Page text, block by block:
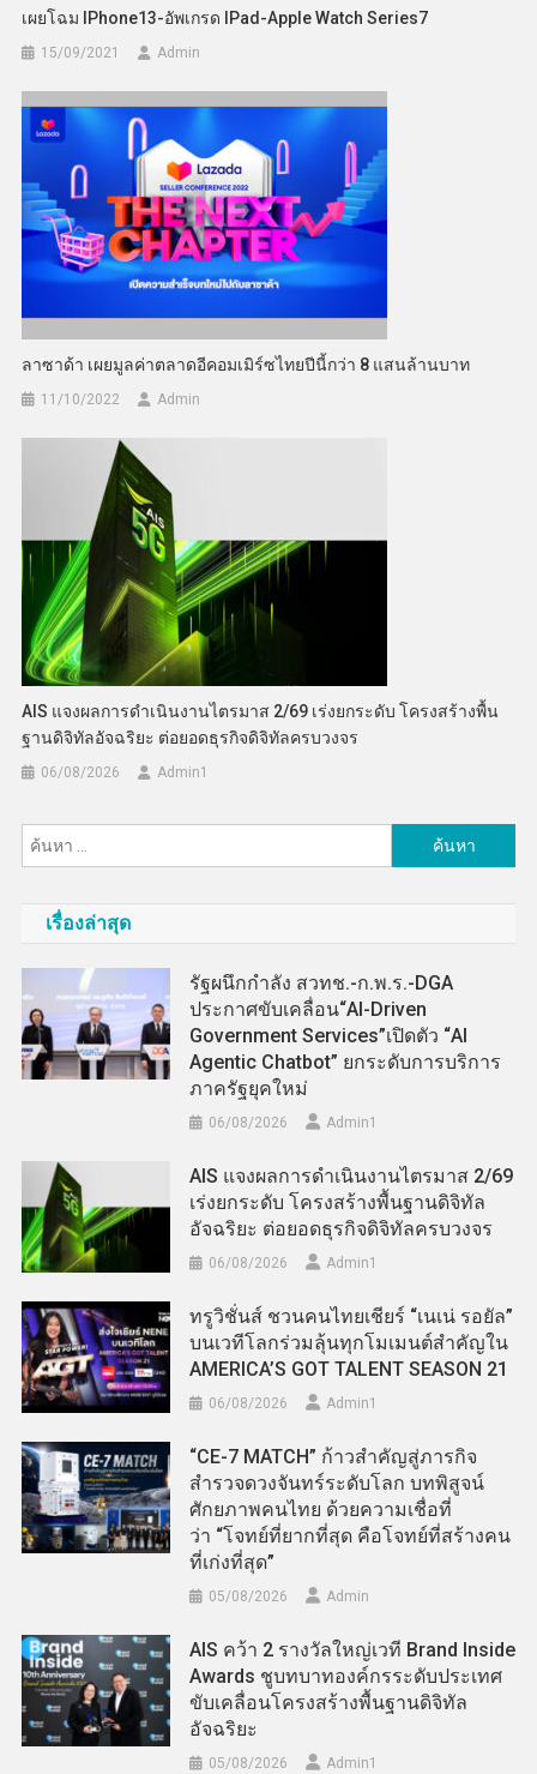
เผยโฉม IPhone13-อัพเกรด IPad-Apple Watch Series7
15/09/2021 Admin
ลาซาด้า เผยมูลค่าตลาดอีคอมเมิร์ซไทยปีนี้กว่า 8 แสนล้านบาท
11/10/2022 Admin
AIS แจงผลการดำเนินงานไตรมาส 2/69 เร่งยกระดับ โครงสร้างพื้น
ฐานดิจิทัลอัจฉริยะ ต่อยอดธุรกิจดิจิทัลครบวงจร
06/08/2026 Admin​1
สำหรับ:
เรื่องล่าสุด
รัฐผนึกกำลัง สวทช.-ก.พ.ร.-DGA
ประกาศขับเคลื่อน“AI-Driven
Government Services”เปิดตัว “AI
Agentic Chatbot” ยกระดับการบริการ
ภาครัฐยุคใหม่
06/08/2026 Admin​1
AIS แจงผลการดำเนินงานไตรมาส 2/69
เร่งยกระดับ โครงสร้างพื้นฐานดิจิทัล
อัจฉริยะ ต่อยอดธุรกิจดิจิทัลครบวงจร
06/08/2026 Admin​1
ทรูวิชั่นส์ ชวนคนไทยเชียร์ “เนเน่ รอยัล”
บนเวทีโลกร่วมลุ้นทุกโมเมนต์สำคัญใน
AMERICA’S GOT TALENT SEASON 21
06/08/2026 Admin​1
“CE-7 MATCH” ก้าวสำคัญสู่ภารกิจ
สำรวจดวงจันทร์ระดับโลก บทพิสูจน์
ศักยภาพคนไทย ด้วยความเชื่อที่
ว่า “โจทย์ที่ยากที่สุด คือโจทย์ที่สร้างคน
ที่เก่งที่สุด”
05/08/2026 Admin
AIS คว้า 2 รางวัลใหญ่เวที Brand Inside
Awards ชูบทบาทองค์กรระดับประเทศ
ขับเคลื่อนโครงสร้างพื้นฐานดิจิทัล
อัจฉริยะ
05/08/2026 Admin​1